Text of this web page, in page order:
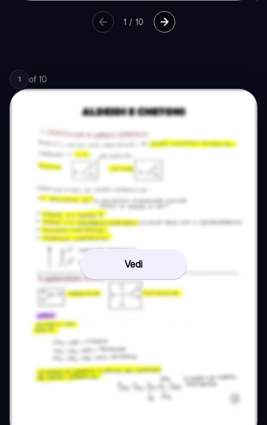
1 / 10
1 of 10
Vedi